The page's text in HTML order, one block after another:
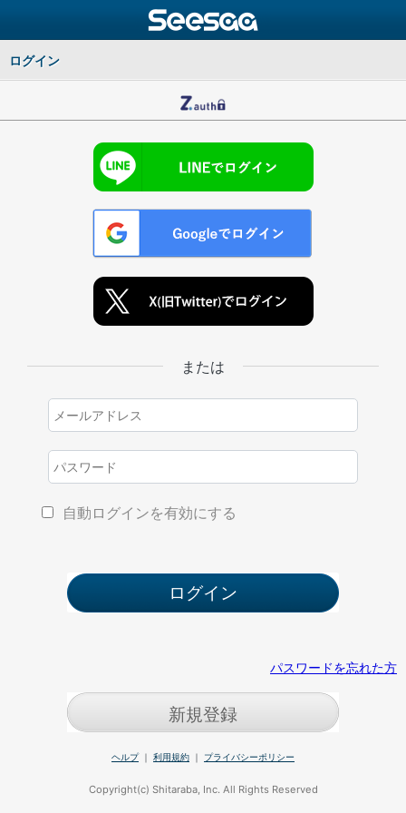
ログイン
または
自動ログインを有効にする
パスワードを忘れた方
新規登録
ヘルプ｜ 利用規約 ｜ プライバシーポリシー
Copyright(c) Shitaraba, Inc. All Rights Reserved